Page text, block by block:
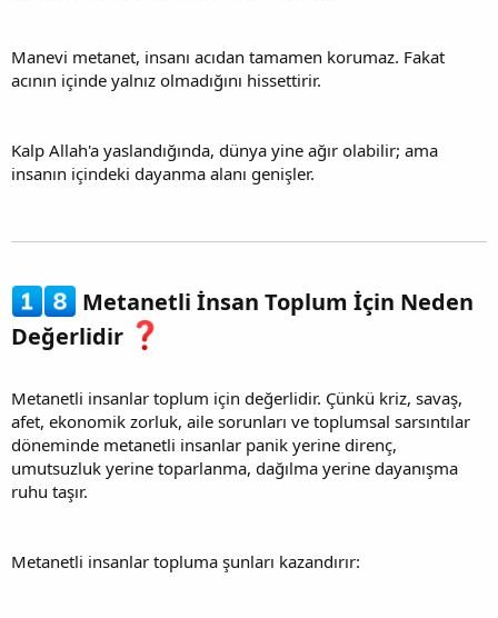
Manevi metanet, insanı acıdan tamamen korumaz. Fakat
acının içinde yalnız olmadığını hissettirir.
Kalp Allah'a yaslandığında, dünya yine ağır olabilir; ama
insanın içindeki dayanma alanı genişler.
Metanetli İnsan Toplum İçin Neden
Değerlidir
Metanetli insanlar toplum için değerlidir. Çünkü kriz, savaş,
afet, ekonomik zorluk, aile sorunları ve toplumsal sarsıntılar
döneminde metanetli insanlar panik yerine direnç,
umutsuzluk yerine toparlanma, dağılma yerine dayanışma
ruhu taşır.
Metanetli insanlar topluma şunları kazandırır: